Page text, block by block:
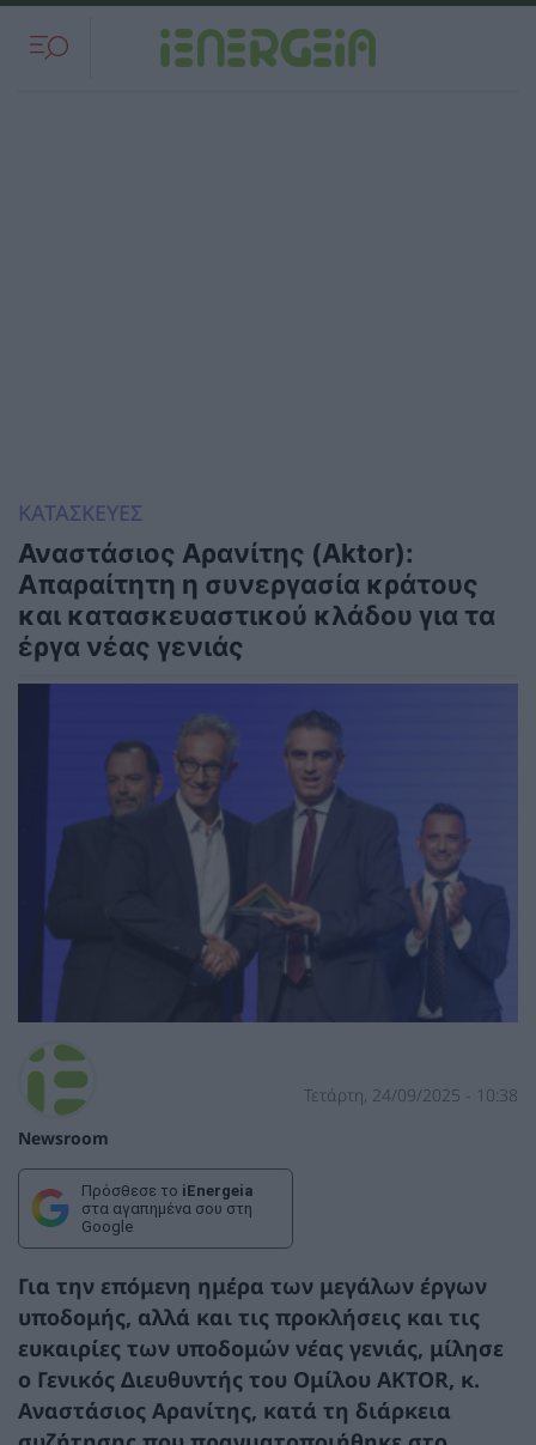
ΚΑΤΑΣΚΕΥΕΣ
Αναστάσιος Αρανίτης (Aktor):
Απαραίτητη η συνεργασία κράτους
και κατασκευαστικού κλάδου για τα
έργα νέας γενιάς
Newsroom
Τετάρτη, 24/09/2025 - 10:38
Πρόσθεσε το iEnergeia
στα αγαπημένα σου στη
Google
Για την επόμενη ημέρα των μεγάλων έργων
υποδομής, αλλά και τις προκλήσεις και τις
ευκαιρίες των υποδομών νέας γενιάς, μίλησε
ο Γενικός Διευθυντής του Ομίλου AKTOR, κ.
Αναστάσιος Αρανίτης, κατά τη διάρκεια